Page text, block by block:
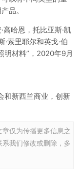
品。
哈恩，托比亚斯·凯
·索里耶尔和英戈·伯
明材料”，2020年9月
和新西兰商业，创新
仅为传播更多信息之
我们修改或删除，多